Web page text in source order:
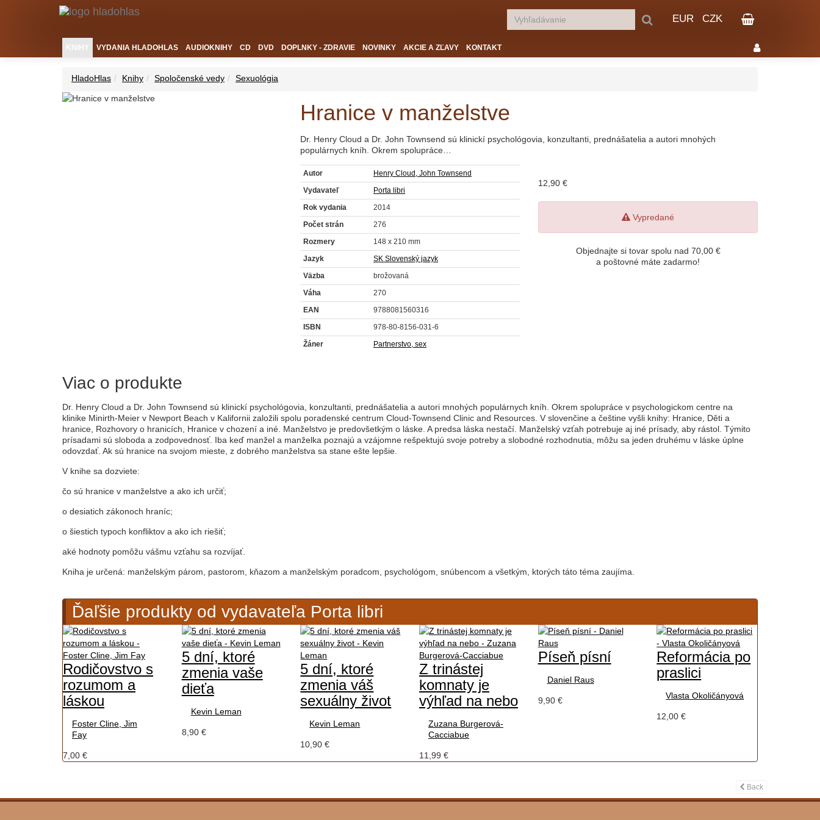
EUR CZK
KNIHY VYDANIA HLADOHLAS AUDIOKNIHY CD DVD DOPLNKY - ZDRAVIE NOVINKY AKCIE A ZĽAVY KONTAKT
HladoHlas Knihy Spoločenské vedy Sexuológia
Hranice v manželstve
Dr. Henry Cloud a Dr. John Townsend sú klinickí psychológovia, konzultanti, prednášatelia a autori mnohých
populárnych kníh. Okrem spolupráce…
Autor
Henry Cloud, John Townsend
Vydavateľ
Porta libri
Rok vydania
2014
Počet strán
276
Rozmery
148 x 210 mm
Jazyk
SK Slovenský jazyk
Väzba
brožovaná
Váha
270
EAN
9788081560316
ISBN
978-80-8156-031-6
Žáner
Partnerstvo, sex
12,90 €
Vypredané
Objednajte si tovar spolu nad 70,00 €
a poštovné máte zadarmo!
Viac o produkte
Dr. Henry Cloud a Dr. John Townsend sú klinickí psychológovia, konzultanti, prednášatelia a autori mnohých populárnych kníh. Okrem spolupráce v psychologickom centre na
klinike Minirth-Meier v Newport Beach v Kalifornii založili spolu poradenské centrum Cloud-Townsend Clinic and Resources. V slovenčine a češtine vyšli knihy: Hranice, Děti a
hranice, Rozhovory o hranicích, Hranice v chození a iné. Manželstvo je predovšetkým o láske. A predsa láska nestačí. Manželský vzťah potrebuje aj iné prísady, aby rástol. Týmito
prísadami sú sloboda a zodpovednosť. Iba keď manžel a manželka poznajú a vzájomne rešpektujú svoje potreby a slobodné rozhodnutia, môžu sa jeden druhému v láske úplne
odovzdať. Ak sú hranice na svojom mieste, z dobrého manželstva sa stane ešte lepšie.
V knihe sa dozviete:
čo sú hranice v manželstve a ako ich určiť;
o desiatich zákonoch hraníc;
o šiestich typoch konfliktov a ako ich riešiť;
aké hodnoty pomôžu vášmu vzťahu sa rozvíjať.
Kniha je určená: manželským párom, pastorom, kňazom a manželským poradcom, psychológom, snúbencom a všetkým, ktorých táto téma zaujíma.
Ďaľšie produkty od vydavateľa Porta libri
Rodičovstvo s
rozumom a
láskou
Foster Cline, Jim
Fay
7,00 €
5 dní, ktoré
zmenia vaše
dieťa
Kevin Leman
8,90 €
5 dní, ktoré
zmenia váš
sexuálny život
Kevin Leman
10,90 €
Z trinástej
komnaty je
výhľad na nebo
Zuzana Burgerová-
Cacciabue
11,99 €
Píseň písní
Daniel Raus
9,90 €
Reformácia po
praslici
Vlasta Okoličányová
12,00 €
Back